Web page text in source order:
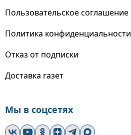
Пользовательское соглашение
Политика конфиденциальности
Отказ от подписки
Доставка газет
Мы в соцсетях